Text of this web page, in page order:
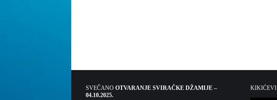
SVEČANO OTVARANJE SVIRAČKE DŽAMIJE –
04.10.2025.
KIKIĆEVI